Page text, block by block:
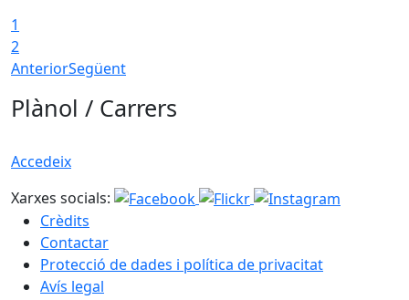
1
2
AnteriorSegüent
Plànol / Carrers
Accedeix
Xarxes socials:
Crèdits
Contactar
Protecció de dades i política de privacitat
Avís legal